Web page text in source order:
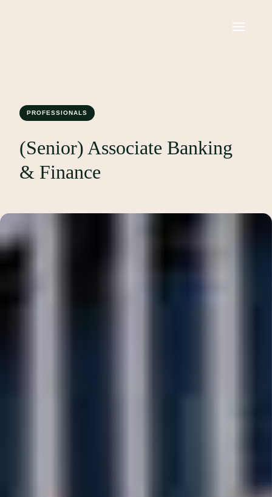
PROFESSIONALS
(Senior) Associate Banking
& Finance